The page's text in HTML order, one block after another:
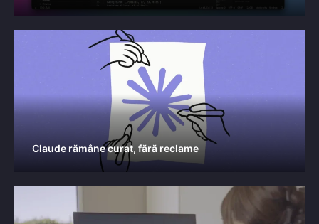
Claude rămâne curat, fără reclame